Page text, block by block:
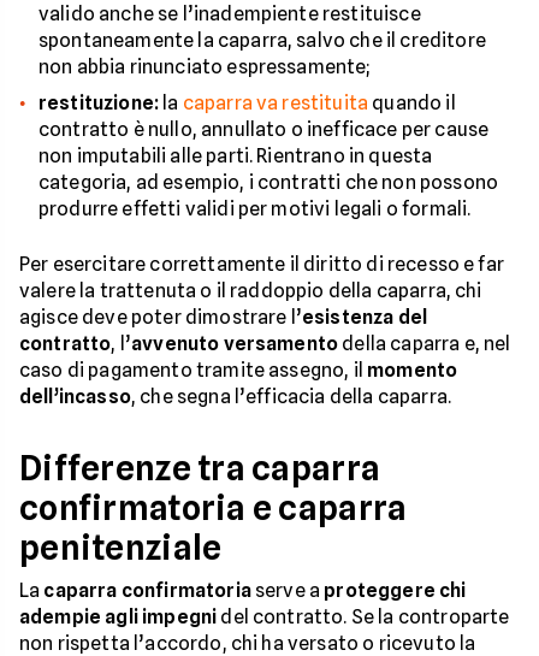
valido anche se l’inadempiente restituisce
spontaneamente la caparra, salvo che il creditore
non abbia rinunciato espressamente;
restituzione: la caparra va restituita quando il
contratto è nullo, annullato o inefficace per cause
non imputabili alle parti. Rientrano in questa
categoria, ad esempio, i contratti che non possono
produrre effetti validi per motivi legali o formali.
Per esercitare correttamente il diritto di recesso e far
valere la trattenuta o il raddoppio della caparra, chi
agisce deve poter dimostrare l’esistenza del
contratto, l’avvenuto versamento della caparra e, nel
caso di pagamento tramite assegno, il momento
dell’incasso, che segna l’efficacia della caparra.
Differenze tra caparra
confirmatoria e caparra
penitenziale
La caparra confirmatoriaserve a proteggere chi
adempie agli impegni del contratto. Se la controparte
non rispetta l’accordo, chi ha versato o ricevuto la